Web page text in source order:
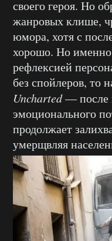
своего героя. Но
жанровых клише,
юмора, хотя с
хорошо. Но
рефлексией
без спойлеров, то
Uncharted— после
эмоционального
продолжает
умерщвляя